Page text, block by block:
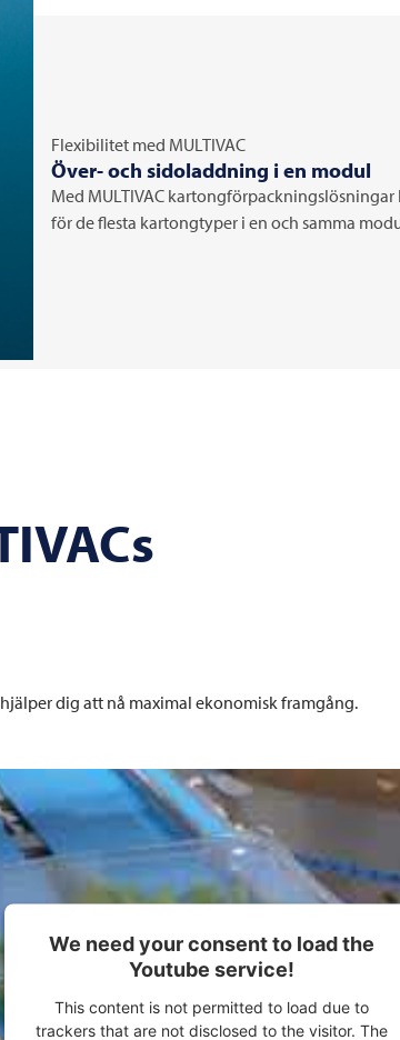
Flexibilitet med MULTIVAC
Över- och sidoladdning i en modul
Med MULTIVAC
för de flesta kartongtyper i en och samma
dig att nå maximal ekonomisk framgång.
We need your consent to load the
Youtube service!
This content is not permitted to load due to
trackers that are not disclosed to the visitor. The